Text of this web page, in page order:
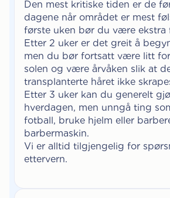
Den mest kritiske tiden er de
dagene når området er mest
første uken bør du være ekstra
Etter 2 uker er det greit å
men du bør fortsatt være litt
solen og være årvåken slik at
transplanterte håret ikke
Etter 3 uker kan du generelt
hverdagen, men unngå ting
fotball, bruke hjelm eller
barbermaskin.
Vi er alltid tilgjengelig for
ettervern.